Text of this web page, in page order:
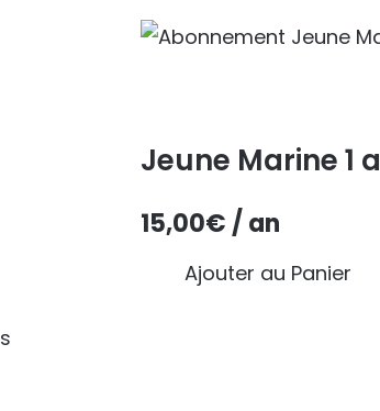
Jeune Marine 1
15,00€ / an
Ajouter au Panier